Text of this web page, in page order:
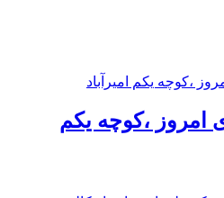
امروز ،کوچه یکم